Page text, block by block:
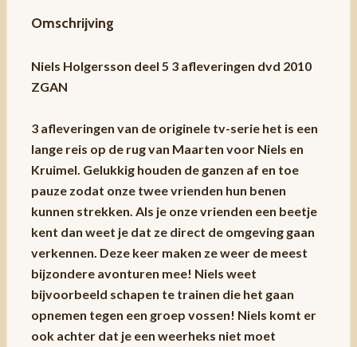
Omschrijving
Niels Holgersson deel 5 3 afleveringen dvd 2010
ZGAN
3 afleveringen van de originele tv-serie het is een
lange reis op de rug van Maarten voor Niels en
Kruimel. Gelukkig houden de ganzen af en toe
pauze zodat onze twee vrienden hun benen
kunnen strekken. Als je onze vrienden een beetje
kent dan weet je dat ze direct de omgeving gaan
verkennen. Deze keer maken ze weer de meest
bijzondere avonturen mee! Niels weet
bijvoorbeeld schapen te trainen die het gaan
opnemen tegen een groep vossen! Niels komt er
ook achter dat je een weerheks niet moet